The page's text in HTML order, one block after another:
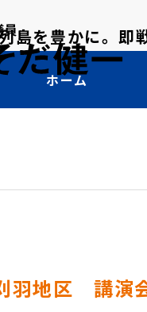
ホーム
羽地区 講演